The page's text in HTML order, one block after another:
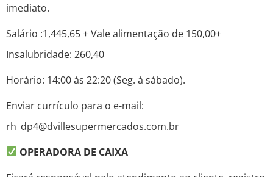
imediato.
Salário :1,445,65 + Vale alimentação de 150,00+
Insalubridade: 260,40
Horário: 14:00 ás 22:20 (Seg. à sábado).
Enviar currículo para o e-mail:
rh_dp4@dvillesupermercados.com.br
OPERADORA DE CAIXA